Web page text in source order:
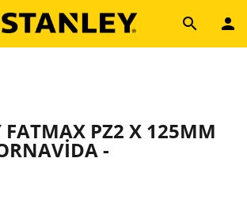
Skip to main content
FATMAX PZ2 X 125MM
-